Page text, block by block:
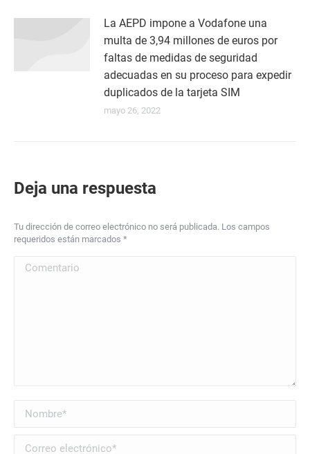
La AEPD impone a Vodafone una
multa de 3,94 millones de euros por
faltas de medidas de seguridad
adecuadas en su proceso para expedir
duplicados de la tarjeta SIM
mayo 26, 2022
Deja una respuesta
Tu dirección de correo electrónico no será publicada. Los campos
requeridos están marcados *
Comentario
Nombre *
Correo electrónico *